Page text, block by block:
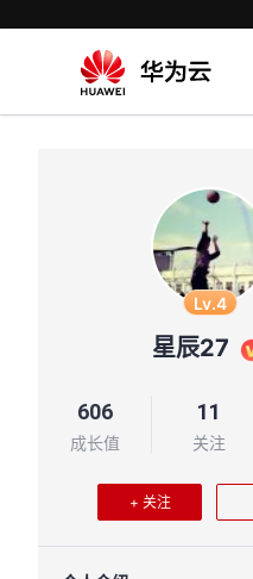
Lv.4
星辰27
606
成长值
11
关注
+ 关注